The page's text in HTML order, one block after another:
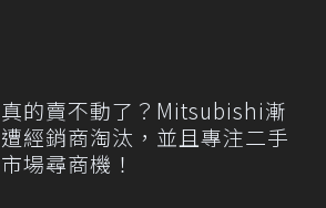
真的賣不動了？Mitsubishi漸
遭經銷商淘汰，並且專注二手
市場尋商機！